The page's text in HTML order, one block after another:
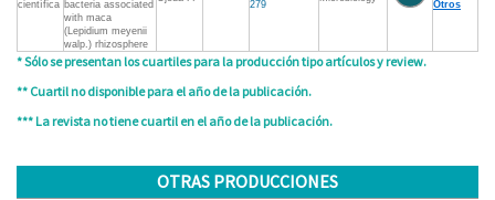
científica bacteria associated
with maca
(Lepidium meyenii
walp.) rhizosphere
279
Otros
* Sólo se presentan los cuartiles para la producción tipo artículos y review.
** Cuartil no disponible para el año de la publicación.
*** La revista no tiene cuartil en el año de la publicación.
OTRAS PRODUCCIONES